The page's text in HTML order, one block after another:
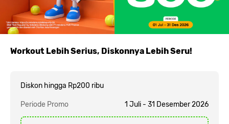
Workout Lebih Serius, Diskonnya Lebih Seru!
Diskon hingga Rp200 ribu
Periode Promo 1 Juli - 31 Desember 2026